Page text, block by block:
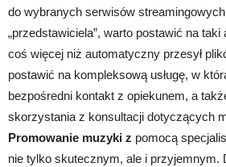
do wybranych serwisów
„przedstawiciela”, warto postawić na taki
coś więcej niż automatyczny przesył
postawić na kompleksową usługę, w
bezpośredni kontakt z opiekunem, a
skorzystania z konsultacji dotyczących
Promowanie muzyki z pomocą
nie tylko skutecznym, ale i przyjemnym.